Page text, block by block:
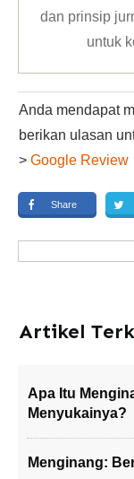
dan prinsip
untuk
Anda mendapat
berikan ulasan
> Google Review
Share
Artikel
Apa Itu
Menyukainya?
Menginang: